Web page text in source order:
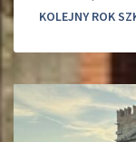
KOLEJNY ROK